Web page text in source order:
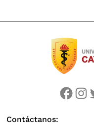
Facebook Instagram Twitter
Contáctanos: